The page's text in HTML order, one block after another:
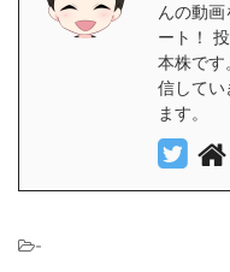
んの動
ート！
本株です
信してい
ます。
-